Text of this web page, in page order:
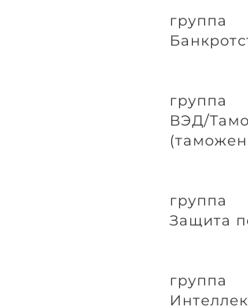
группа
группа
ВЭД/
группа
Защита
группа